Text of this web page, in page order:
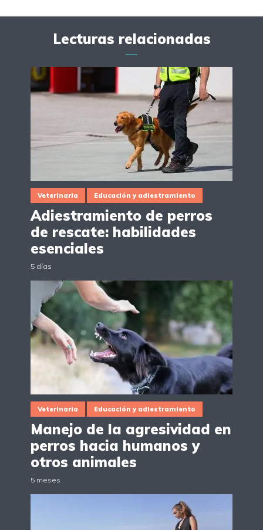
Lecturas relacionadas
Veterinaria Educación y adiestramiento
Adiestramiento de perros
de rescate: habilidades
esenciales
5 días
Veterinaria Educación y adiestramiento
Manejo de la agresividad en
perros hacia humanos y
otros animales
5 meses